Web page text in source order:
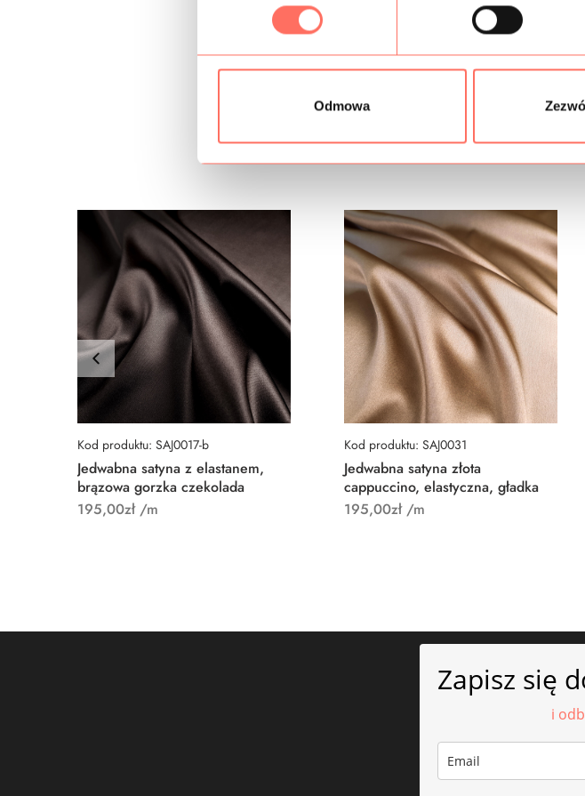
Odmowa
Kod produktu: SAJ0017-b
Jedwabna satyna z elastanem,
brązowa gorzka czekolada
195,00zł/m
Kod produktu: SAJ0031
Jedwabna satyna złota
cappuccino, elastyczna, gładka
195,00zł/m
Zapisz się
i